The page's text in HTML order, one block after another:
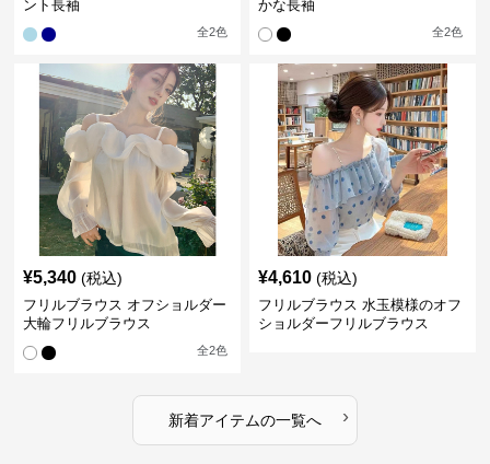
ント長袖
全2色
かな長袖
全2色
¥5,340 (税込)
フリルブラウス オフショルダー
大輪フリルブラウス
全2色
¥4,610 (税込)
フリルブラウス 水玉模様のオフ
ショルダーフリルブラウス
新着アイテムの一覧へ ›